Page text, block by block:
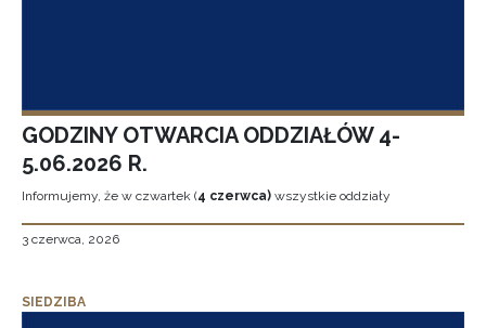
GODZINY OTWARCIA ODDZIAŁÓW 4-
5.06.2026 R.
Informujemy, że w czwartek (4 czerwca) wszystkie oddziały
3 czerwca, 2026
SIEDZIBA